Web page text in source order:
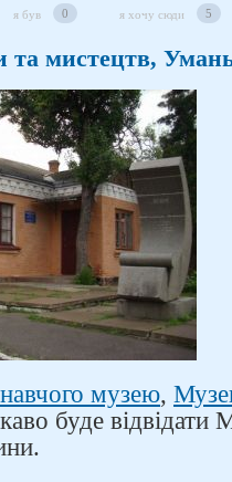
я був 0 я хочу сюди 5
та мистецтв,
музею,
буде відвідати